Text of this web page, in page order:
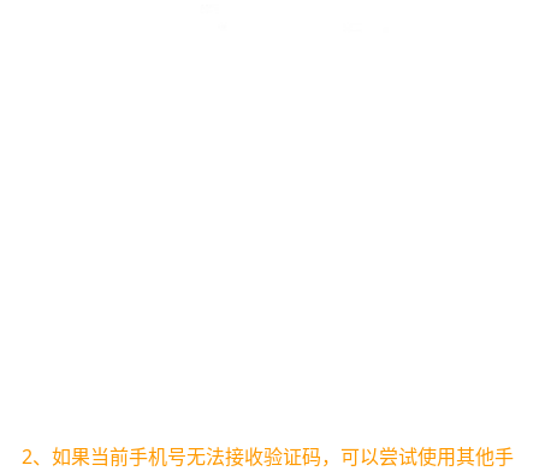
2、如果当前手机号无法接收验证码，可以尝试使用其他手